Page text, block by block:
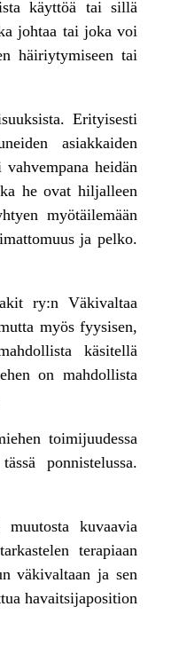
käyttöä tai sillä
johtaa tai joka voi
häiriytymiseen tai
Erityisesti
asiakkaiden
heidän
he ovat hiljalleen
myötäilemään
ja pelko.
ry:n Väkivaltaa
myös fyysisen,
käsitellä
on mahdollista
toimijuudessa
ponnistelussa.
muutosta kuvaavia
terapiaan
väkivaltaan ja sen
havaitsijaposition